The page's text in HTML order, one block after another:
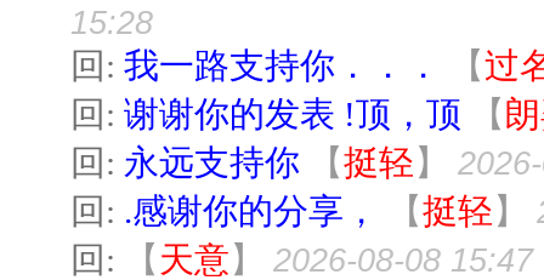
15:28
回: 我一路支持你．．． 【过
回: 谢谢你的发表 !顶，顶 【
回: 永远支持你 【挺轻】
回: .感谢你的分享， 【挺轻】
回: 【 天意】 2026-08-08 15:47